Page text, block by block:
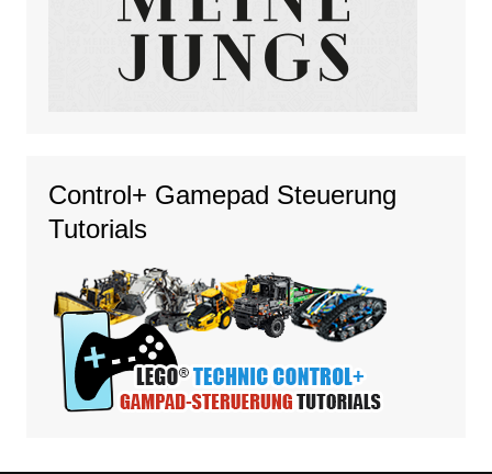
Control+ Gamepad Steuerung
Tutorials